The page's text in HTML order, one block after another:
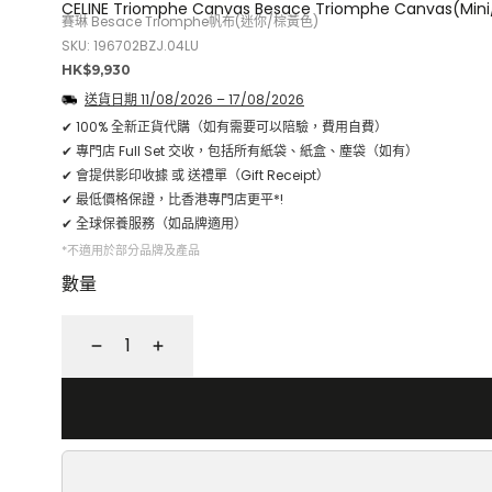
CELINE Triomphe Canvas Besace Triomphe
賽琳 Besace Triomphe帆布(迷你/棕黃色)
SKU: 196702BZJ.04LU
正
價
格
HK$9,930
送貨日期 11/08/2026 –17/08/2026
✔ 100% 全新正貨代購（如有需要可以陪驗，費用自費）
✔ 專門店 Full Set 交收，包括所有紙袋、紙盒、塵袋（如有）
✔ 會提供影印收據 或 送禮單（Gift Receipt）
✔ 最低價格保證，比香港專門店更平*!
✔ 全球保養服務（如品牌適用）
*不適用於部分品牌及產品
數量
少
增
加